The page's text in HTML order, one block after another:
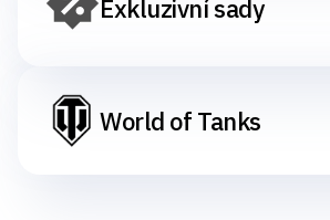
Exkluzivní sady
World of Tanks